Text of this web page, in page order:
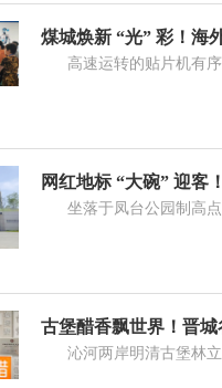
煤城焕新 “光” 彩！海
高速运转的贴片机有序
网红地标 “大碗” 迎客
坐落于凤台公园制高点
古堡醋香飘世界！晋
沁河两岸明清古堡林立